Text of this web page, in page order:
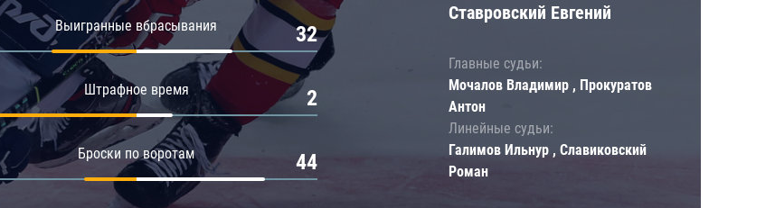
Выигранные вбрасывания 32
Штрафное время 2
Броски по воротам 44
Ставровский Евгений
Главные судьи:
Мочалов Владимир , Прокуратов
Антон
Линейные судьи:
Галимов Ильнур , Славиковский
Роман